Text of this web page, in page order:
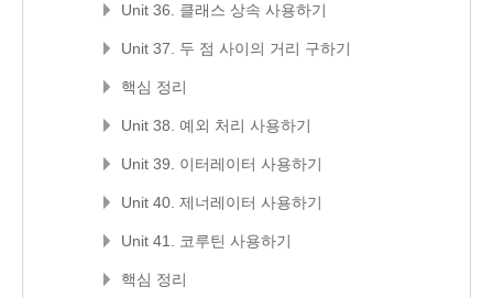
Unit 36. 클래스 상속 사용하기
Unit 37. 두 점 사이의 거리 구하기
핵심 정리
Unit 38. 예외 처리 사용하기
Unit 39. 이터레이터 사용하기
Unit 40. 제너레이터 사용하기
Unit 41. 코루틴 사용하기
핵심 정리